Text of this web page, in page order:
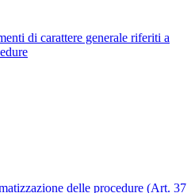
di carattere generale riferiti a
delle procedure (Art. 37